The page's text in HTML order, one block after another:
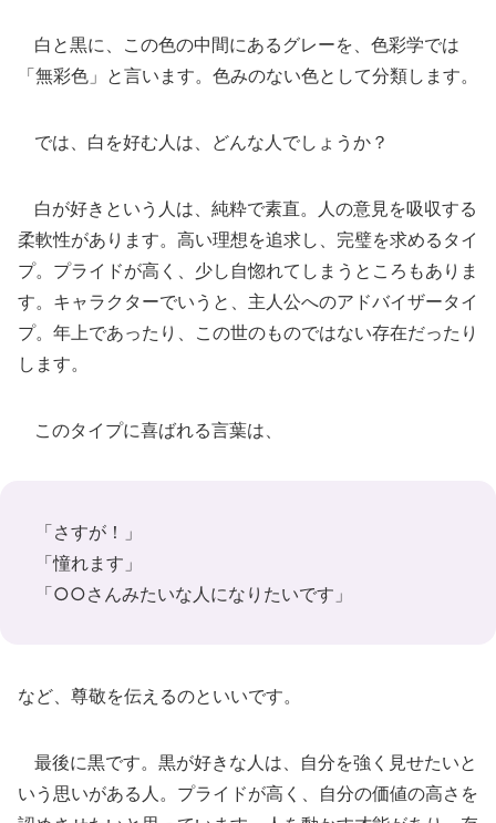
白と黒に、この色の中間にあるグレーを、色彩学では
「無彩色」と言います。色みのない色として分類します。
では、白を好む人は、どんな人でしょうか？
白が好きという人は、純粋で素直。人の意見を吸収する
柔軟性があります。高い理想を追求し、完璧を求めるタイ
プ。プライドが高く、少し自惚れてしまうところもありま
す。キャラクターでいうと、主人公へのアドバイザータイ
プ。年上であったり、この世のものではない存在だったり
します。
このタイプに喜ばれる言葉は、
「さすが！」
「憧れます」
「○○さんみたいな人になりたいです」
など、尊敬を伝えるのといいです。
最後に黒です。黒が好きな人は、自分を強く見せたいと
いう思いがある人。プライドが高く、自分の価値の高さを